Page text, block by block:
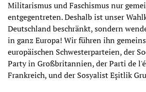
Militarismus und Faschismus nur
entgegentreten. Deshalb ist unser
Deutschland beschränkt, sondern
in ganz Europa! Wir führen ihn
europäischen Schwesterparteien, der
Party in Großbritannien, der Parti de
Frankreich, und der Sosyalist Eşitlik